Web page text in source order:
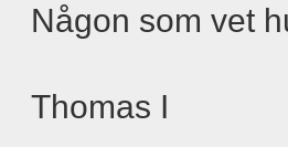
Någon som vet
Thomas I